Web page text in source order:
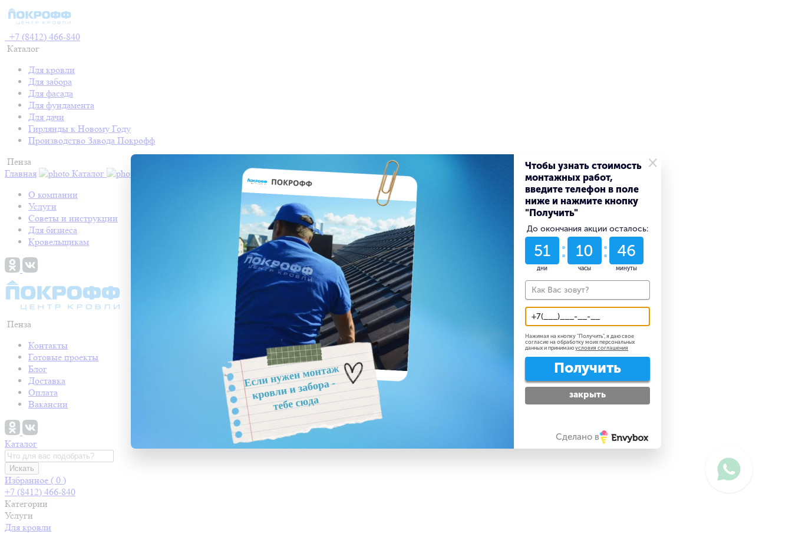
+7 (8412) 466-840
Каталог
Для кровли
Для забора
Для фасада
Для фундамента
Для дачи
Гирлянды к Новому Году
Производство Завода Покрофф
Пенза
Главная
Каталог Готовые проекты Блог Доставка Оплата Вакансии
О компании
Услуги
Советы и инструкции
Для бизнеса
Кровельщикам
Пенза
Контакты
Готовые проекты
Блог
Доставка
Оплата
Вакансии
Каталог
Искать
Избранное ( 0 )
+7 (8412) 466-840
Категории
Услуги
Для кровли
×
Чтобы узнать стоимость
монтажных работ,
введите телефон в поле
ниже и нажмите кнопку
"Получить"
До окончания акции осталось:
51
дни
10
часы
46
минуты
Нажимая на кнопку "Получить", я даю свое
согласие на обработку моих персональных
данных и принимаю условия соглашения
Получить
закрыть
Сделано в